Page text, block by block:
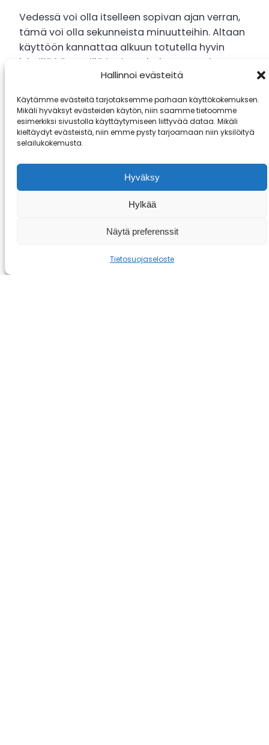
Hallinnoi evästeitä
Käytämme evästeitä tarjotaksemme parhaan käyttökokemuksen.
Mikäli hyväksyt evästeiden käytön, niin saamme tietoomme
esimerkiksi sivustolla käyttäytymiseen liittyvää dataa. Mikäli
kieltäydyt evästeistä, niin emme pysty tarjoamaan niin yksilöityä
selailukokemusta.
Hyväksy
Hylkää
Näytä preferenssit
Tietosuojaseloste
Vedessä voi olla itselleen sopivan ajan verran,
tämä voi olla sekunneista minuutteihin. Altaan
käyttöön kannattaa alkuun totutella hyvin
lyhyillä käynneillä ja sitten halutessaan ja
tuntemuksien mukaan altaassa oloaikaa voi
altaassa olemisella.
Miten usein allasta voi käyttää?
tuntemusten mukaan esimerkiksi päivittäin tai
viikoittain. Parhaat hyödyt saa säännöllisellä
käytöllä ja keho myös tottuu altaan käyttöön
Toimituksessa kestää tyypillisesti noin 1-2